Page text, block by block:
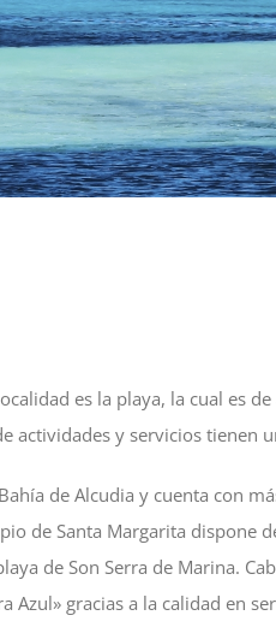
es la playa, la cual es
actividades y servicios tienen
de Alcudia y cuenta con
de Santa Margarita dispone
de Son Serra de Marina.
Azul» gracias a la calidad en